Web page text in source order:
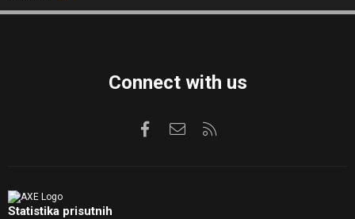
S
Connect with us
FacebookKontaktirajte nas
Statistika prisutnih